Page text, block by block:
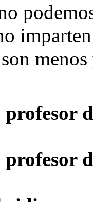
menos
profesor
profesor